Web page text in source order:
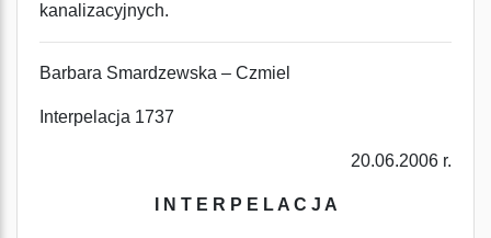
kanalizacyjnych.
Barbara Smardzewska – Czmiel
Interpelacja 1737
20.06.2006 r.
I N T E R P E L A C J A